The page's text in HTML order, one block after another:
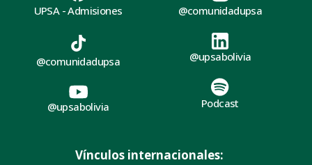
UPSA - Admisiones @comunidadupsa
@comunidadupsa
@upsabolivia
@upsabolivia
Podcast
Vínculos internacionales: